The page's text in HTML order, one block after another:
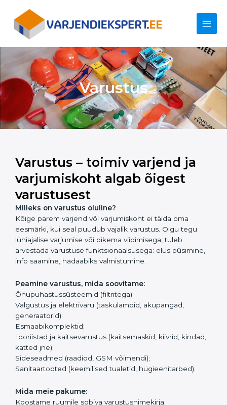
content
Varustus
Varustus – toimiv varjend ja
varjumiskoht algab õigest
varustusest
Milleks on varustus oluline?
Kõige parem varjend või varjumiskoht ei täida oma
eesmärki, kui seal puudub vajalik varustus. Olgu tegu
lühiajalise varjumise või pikema viibimisega, tuleb
arvestada varustuse funktsionaalsusega: elus püsimine,
info saamine, hädaabiks valmistumine.
Peamine varustus, mida soovitame:
Õhupuhastussüsteemid (filtritega);
Valgustus ja elektrivaru (taskulambid, akupangad,
generaatorid);
Esmaabikomplektid;
Tööriistad ja kaitsevarustus (kaitsemaskid, kiivrid, kindad,
katted jne);
Sideseadmed (raadiod, GSM võimendi);
Sanitaartooted (keemilised tualetid, hügieenitarbed).
Mida meie pakume:
Koostame ruumile sobiva varustusnimekirja;